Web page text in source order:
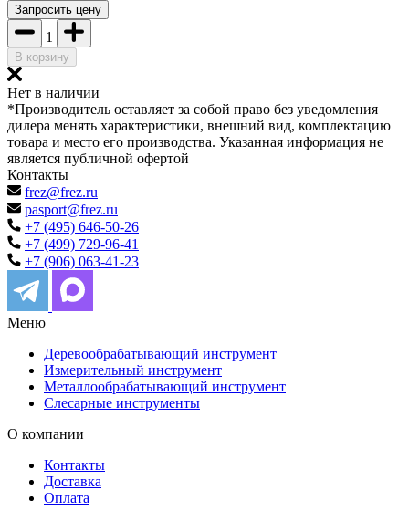
Запросить цену
1
В корзину
Нет в наличии
*Производитель оставляет за собой право без уведомления
дилера менять характеристики, внешний вид, комплектацию
товара и место его производства. Указанная информация не
является публичной офертой
Контакты
frez@frez.ru
pasport@frez.ru
+7 (495) 646-50-26
+7 (499) 729-96-41
+7 (906) 063-41-23
Меню
Деревообрабатывающий инструмент
Измерительный инструмент
Металлообрабатывающий инструмент
Слесарные инструменты
О компании
Контакты
Доставка
Оплата